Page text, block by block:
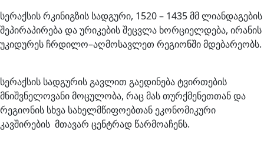
სერაქსის რკინიგზის სადგური, 1520 – 1435 მმ ლიანდაგების
შეპირაპირება და ურიკების შეცვლა ხორციელდება, ირანის
უკიდურეს ჩრდილო–აღმოსავლეთ რეგიონში მდებარეობს.
სერაქსის სადგურის გავლით გაედინება ტვირთების
მნიშვნელოვანი მოცულობა, რაც მას თურქმენეთთან და
რეგიონის სხვა სახელმწიფოებთან ეკონომიკური
კავშირების მთავარ ცენტრად წარმოაჩენს.